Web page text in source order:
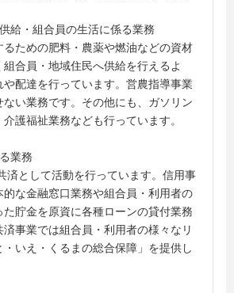
給・組合員の生活に係る業務
ための肥料・農薬や燃油などの資材
合員・地域住民へ供給を行えるよ
や配達を行っています。営農指導事業
ない業務です。その他にも、ガソリン
護福祉業務なども行っています。
業務
済として活動を行っています。信用事
的な金融窓口業務や組合員・利用者の
た貯金を原資に各種ローンの貸付業務
事業では組合員・利用者の様々なリ
・いえ・くるまの総合保障」を提供し